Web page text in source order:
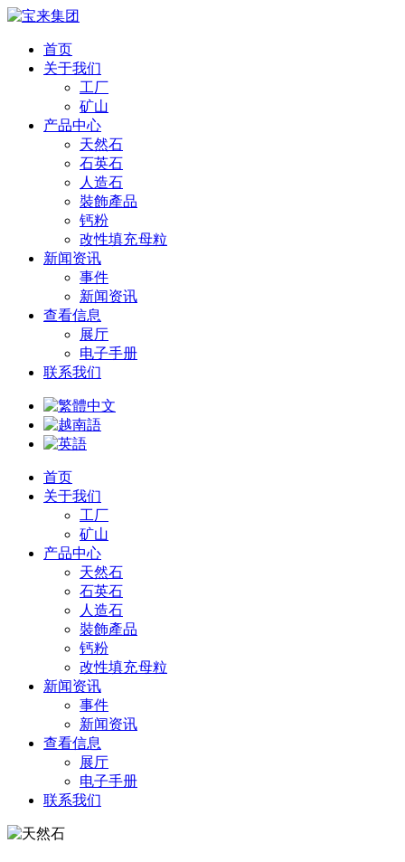
首页
关于我们
工厂
矿山
产品中心
天然石
石英石
人造石
裝飾產品
钙粉
改性填充 母粒
新闻资讯
事件
新闻资讯
查看信息
展厅
电子手册
联系我们
首页
关于我们
工厂
矿山
产品中心
天然石
石英石
人造石
裝飾產品
钙粉
改性填充 母粒
新闻资讯
事件
新闻资讯
查看信息
展厅
电子手册
联系我们